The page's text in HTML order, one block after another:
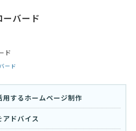
バード
ード
するホームページ制作
アドバイス